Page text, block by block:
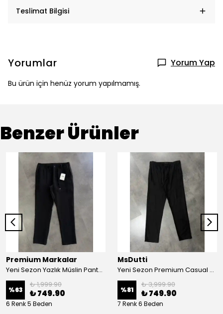
Teslimat Bilgisi
Yorumlar Yorum Yap
Bu ürün için henüz yorum yapılmamış.
Benzer Ürünler
Premium Markalar
Yeni Sezon Yazlık Müslin Pantolon
%63
₺ 1,999.90
₺ 749.90
6 Renk 5 Beden
MsDutti
Yeni Sezon Premium Casual Keten Kumaş Pantolon
%81
₺ 3,999.90
₺ 749.90
7 Renk 6 Beden